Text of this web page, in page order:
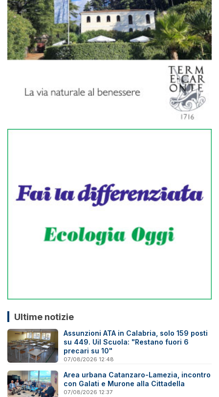
Ultime notizie
Assunzioni ATA in Calabria, solo 159 posti
su 449. Uil Scuola: "Restano fuori 6
precari su 10"
07/08/2026 12:48
Area urbana Catanzaro-Lamezia, incontro
con Galati e Murone alla Cittadella
07/08/2026 12:37